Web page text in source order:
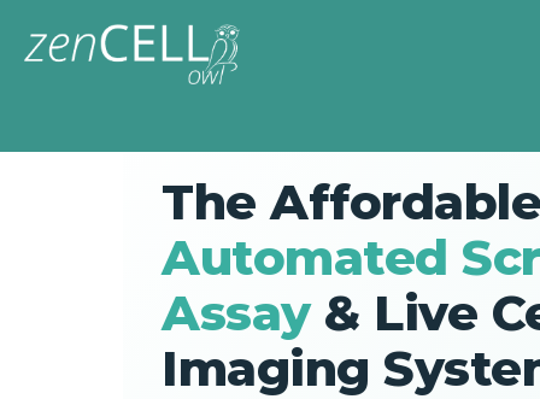
The Affordable
Automated
Assay& Live
Imaging